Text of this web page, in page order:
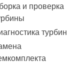
и проверка
турбин